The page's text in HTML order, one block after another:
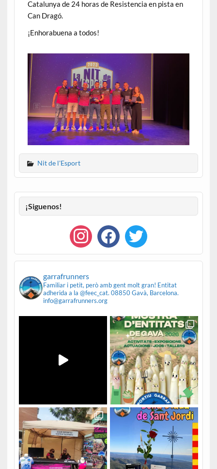
Catalunya de 24 horas de Resistencia en pista en
Can Dragó.
¡Enhorabuena a todos!
Nit de l'Esport
¡Siguenos!
garrafrunners
Familiar i petit, però amb gent molt gran! Entitat
adherida a la @feec_cat. 08850 Gavà, Barcelona.
info@garrafrunners.org